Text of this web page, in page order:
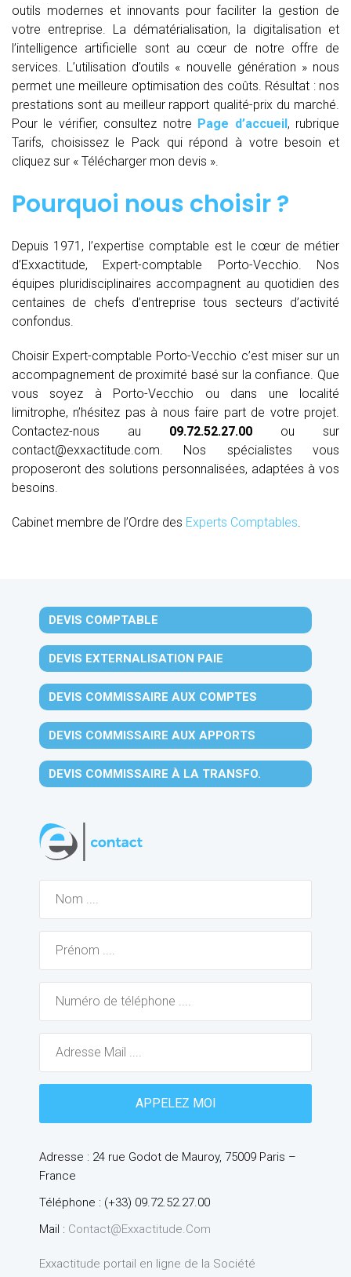
outils modernes et innovants pour faciliter la gestion de
votre entreprise. La dématérialisation, la digitalisation et
l’intelligence artificielle sont au cœur de notre offre de
services. L’utilisation d’outils « nouvelle génération » nous
permet une meilleure optimisation des coûts. Résultat : nos
prestations sont au meilleur rapport qualité-prix du marché.
Pour le vérifier, consultez notre Page d’accueil, rubrique
Tarifs, choisissez le Pack qui répond à votre besoin et
cliquez sur « Télécharger mon devis ».
Pourquoi nous choisir ?
Depuis 1971, l’expertise comptable est le cœur de métier
d’Exxactitude, Expert-comptable Porto-Vecchio. Nos
équipes pluridisciplinaires accompagnent au quotidien des
centaines de chefs d’entreprise tous secteurs d’activité
confondus.
Choisir Expert-comptable Porto-Vecchio c’est miser sur un
accompagnement de proximité basé sur la confiance. Que
vous soyez à Porto-Vecchio ou dans une localité
limitrophe, n’hésitez pas à nous faire part de votre projet.
Contactez-nous au 09.72.52.27.00 ou sur
contact@exxactitude.com. Nos spécialistes vous
proposeront des solutions personnalisées, adaptées à vos
besoins.
Cabinet membre de l’Ordre des Experts Comptables
DEVIS COMPTABLE
DEVIS EXTERNALISATION PAIE
DEVIS COMMISSAIRE AUX COMPTES
DEVIS COMMISSAIRE AUX APPORTS
DEVIS COMMISSAIRE À LA TRANSFO.
Adresse : 24 rue Godot de Mauroy, 75009 Paris –
France
Téléphone : (+33) 09.72.52.27.00
Mail : Contact@exxactitude.com
Exxactitude portail en ligne de la Société